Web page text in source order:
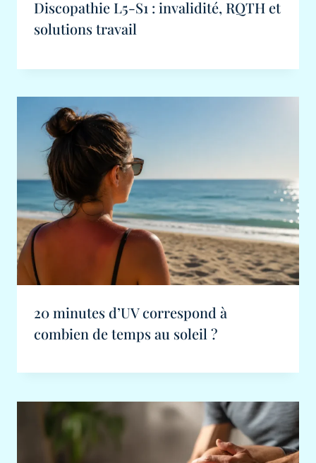
Discopathie L5-S1 : invalidité, RQTH et
solutions travail
20 minutes d’UV correspond à
combien de temps au soleil ?